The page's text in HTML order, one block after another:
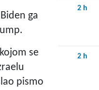
ga
se
pismo
2 h
2 h